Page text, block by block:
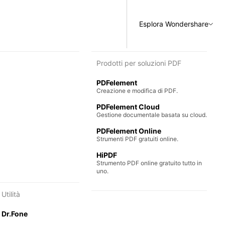
Prodotti per soluzioni PDF
PDFelement
Creazione e modifica di PDF.
PDFelement Cloud
Gestione documentale basata su cloud.
PDFelement Online
Strumenti PDF gratuiti online.
HiPDF
Strumento PDF online gratuito tutto in
uno.
Utilità
Dr.Fone
Esplora Wondershare